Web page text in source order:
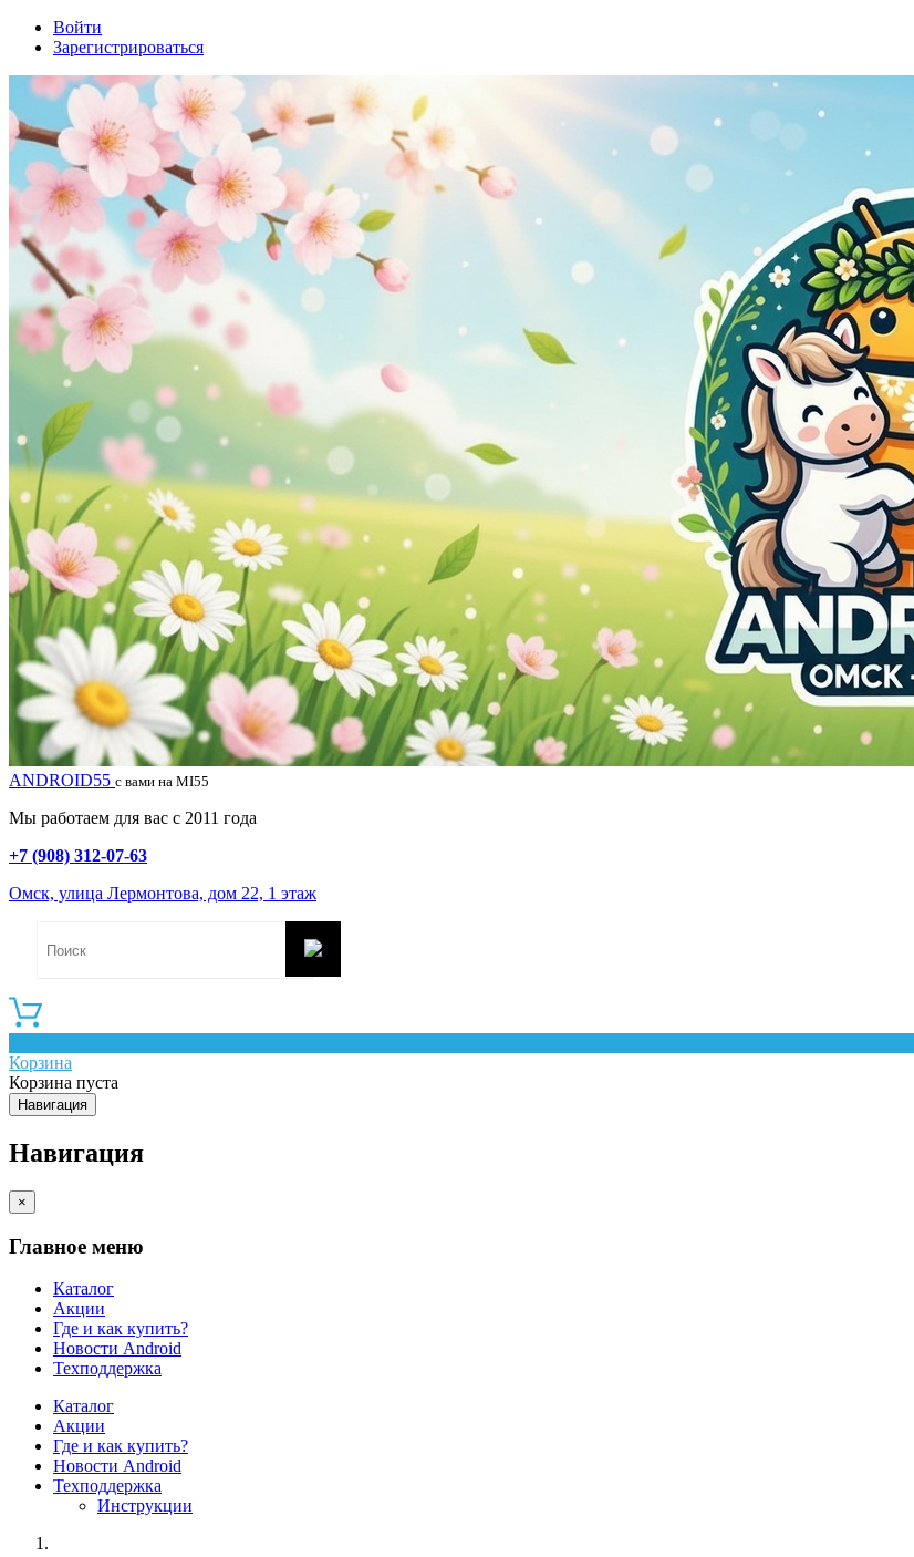
Войти
Зарегистрироваться
ANDROID55 с вами на MI55
Мы работаем для вас с 2011 года
+7 (908) 312-07-63
Омск, улица Лермонтова, дом 22, 1 этаж
Корзина
Корзина пуста
Навигация
Навигация
×
Главное меню
Каталог
Акции
Где и как купить?
Новости Android
Техподдержка
Каталог
Акции
Где и как купить?
Новости Android
Техподдержка
Инструкции